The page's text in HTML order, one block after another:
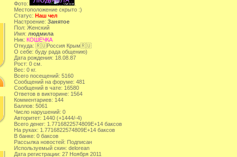
Фото:
Местоположение скрыто :)
Cтатус: Наш чел
Настроение: Занятое
Пол: Женский
Имя: людмила
Ник: КОШЕЧКА
Откуда: 🇷🇺Россия Крым🇷🇺
О себе: буду рада общению)
Дата рождения: 18.08.87
Рост: 0 см.
Вес: 0 кг.
Всего посeщений: 5160
Сообщений на форуме: 481
Сообщений в чате: 16580
Ответов в викторине: 1564
Комментариев: 144
Баллов: 5061
Число нарушений: 0
Авторитет: 1440 (+1444/-4)
Всего денег: 1.7716822574809E+14 баксов
На руках: 1.7716822574809E+14 баксов
В банке: 0 баксов
Рассылка новостей: Подписан
Используемый скин: delorean
Дата регистрации: 27 Ноября 2011